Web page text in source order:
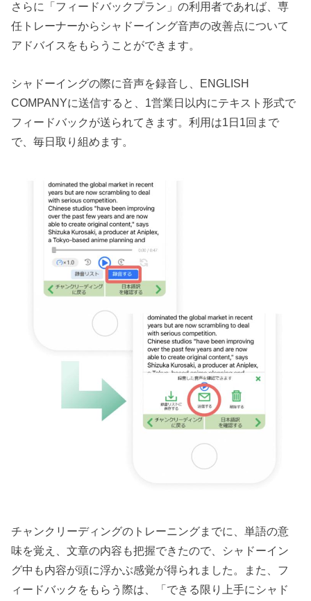
さらに「フィードバックプラン」の利用者であれば、専
任トレーナーからシャドーイング音声の改善点について
アドバイスをもらうことができます。
シャドーイングの際に音声を録音し、ENGLISH
COMPANYに送信すると、1営業日以内にテキスト形式で
フィードバックが送られてきます。利用は1日1回まで
で、毎日取り組めます。
チャンクリーディングのトレーニングまでに、単語の意
味を覚え、文章の内容も把握できたので、シャドーイン
グ中も内容が頭に浮かぶ感覚が得られました。また、フ
ィードバックをもらう際は、「できる限り上手にシャド